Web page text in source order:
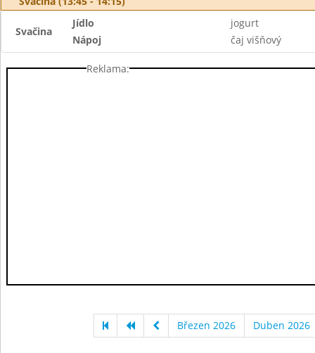
Svačina
Jídlo
jogurt
Nápoj
čaj višňový
Reklama:
Březen 2026 Duben 2026